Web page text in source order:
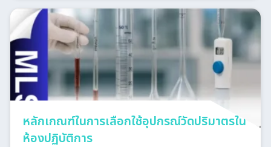
หลักเกณฑ์ในการเลือกใช้อุปกรณ์วัดปริมาตรใน
ห้องปฏิบัติการ